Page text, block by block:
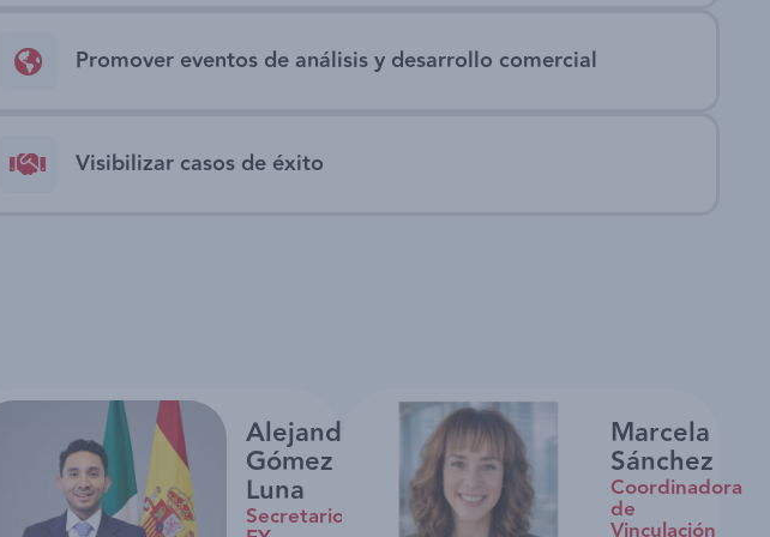
Promover eventos de análisis y desarrollo comercial
Visibilizar casos de éxito
Alejandro
Gómez
Luna
Secretario
Marcela
Sánchez
Coordinadora
de